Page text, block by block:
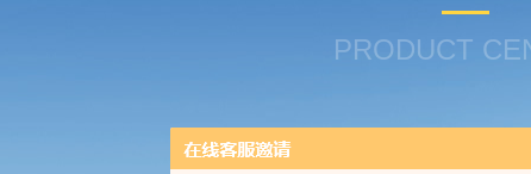
PRODUCT